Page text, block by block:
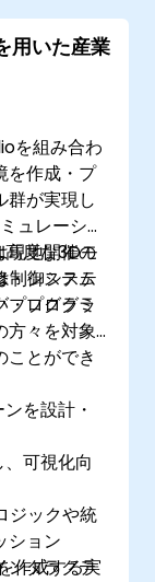
用いた産業
を組み合わ
を作成・プ
群が実現し
ュレーショ
度な3Dモ
制御システ
プログラミ
現地開催の
・システム
・プログラ
方々を対象
ことができ
を設計・
可視化向
ジックや統
ンタラクテ
ション
作成する実